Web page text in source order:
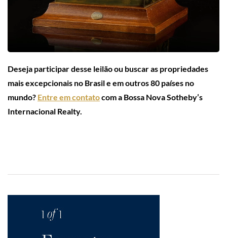
Deseja participar desse leilão ou buscar as propriedades
mais excepcionais no Brasil e em outros 80 países no
mundo? Entre em contatocom a Bossa Nova Sotheby’s
Internacional Realty.